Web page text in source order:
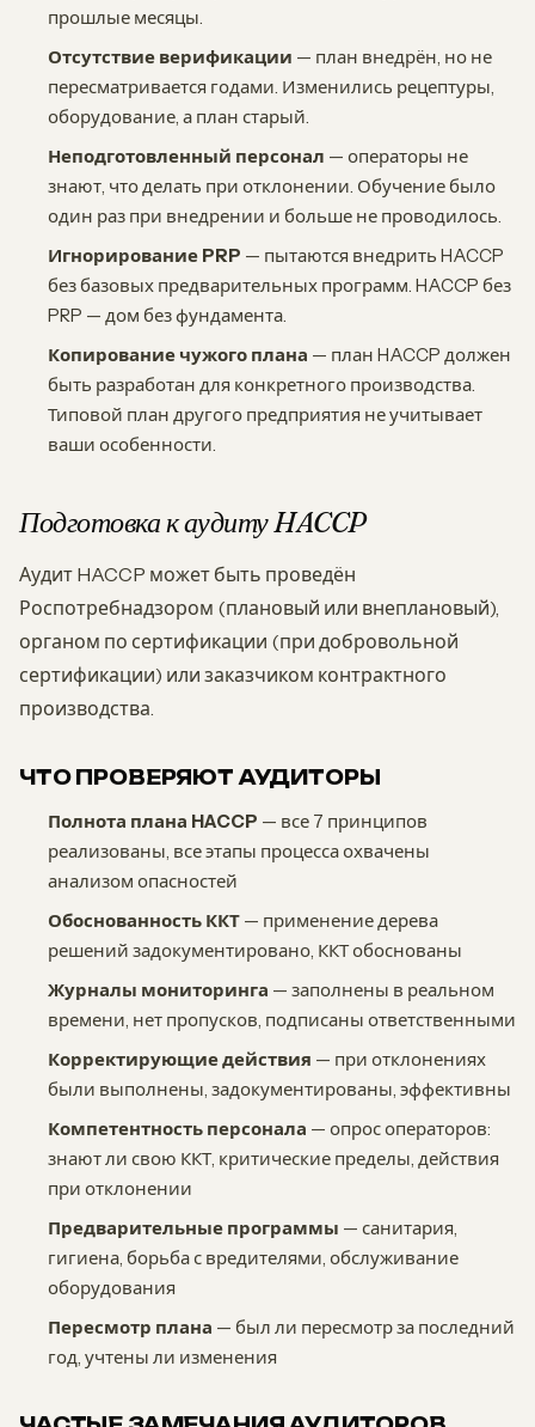
прошлые месяцы.
Отсутствие верификации — план внедрён, но не
пересматривается годами. Изменились рецептуры,
оборудование, а план старый.
Неподготовленный персонал — операторы не
знают, что делать при отклонении. Обучение было
один раз при внедрении и больше не проводилось.
Игнорирование PRP — пытаются внедрить HACCP
без базовых предварительных программ. HACCP без
PRP — дом без фундамента.
Копирование чужого плана — план HACCP должен
быть разработан для конкретного производства.
Типовой план другого предприятия не учитывает
ваши особенности.
Подготовка к аудиту HACCP
Аудит HACCP может быть проведён
Роспотребнадзором (плановый или внеплановый),
органом по сертификации (при добровольной
сертификации) или заказчиком контрактного
производства.
ЧТО ПРОВЕРЯЮТ АУДИТОРЫ
Полнота плана HACCP — все 7 принципов
реализованы, все этапы процесса охвачены
анализом опасностей
Обоснованность ККТ — применение дерева
решений задокументировано, ККТ обоснованы
Журналы мониторинга — заполнены в реальном
времени, нет пропусков, подписаны ответственными
Корректирующие действия — при отклонениях
были выполнены, задокументированы, эффективны
Компетентность персонала — опрос операторов:
знают ли свою ККТ, критические пределы, действия
при отклонении
Предварительные программы — санитария,
гигиена, борьба с вредителями, обслуживание
оборудования
Пересмотр плана — был ли пересмотр за последний
год, учтены ли изменения